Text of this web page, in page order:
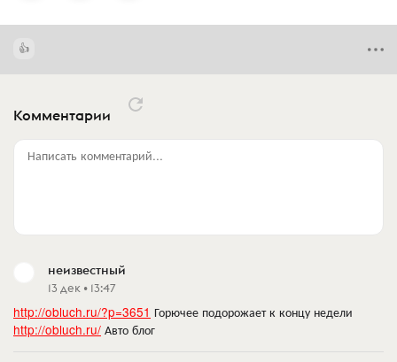
Комментарии
Написать комментарий...
неизвестный
13 дек • 13:47
http://obluch.ru/?p=3651 Горючее подорожает к концу недели
http://obluch.ru/ Авто блог